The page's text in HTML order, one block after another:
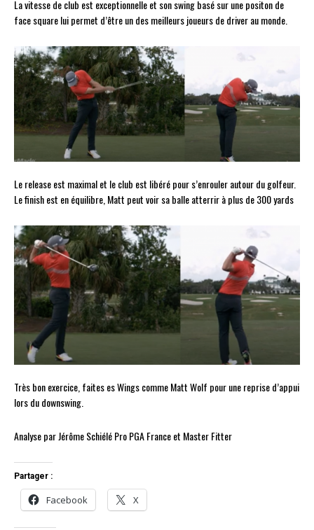
La vitesse de club est exceptionnelle et son swing basé sur une positon de
face square lui permet d’être un des meilleurs joueurs de driver au monde.
Le release est maximal et le club est libéré pour s’enrouler autour du golfeur.
Le finish est en équilibre, Matt peut voir sa balle atterrir à plus de 300 yards
Très bon exercice, faites es Wings comme Matt Wolf pour une reprise d’appui
lors du downswing.
Analyse par Jérôme Schiélé Pro PGA France et Master Fitter
Partager :
Facebook X